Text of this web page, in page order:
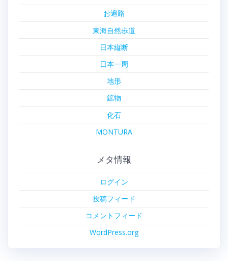
お遍路
東海自然歩道
日本縦断
日本一周
地形
鉱物
化石
MONTURA
メタ情報
ログイン
投稿フィード
コメントフィード
WordPress.org